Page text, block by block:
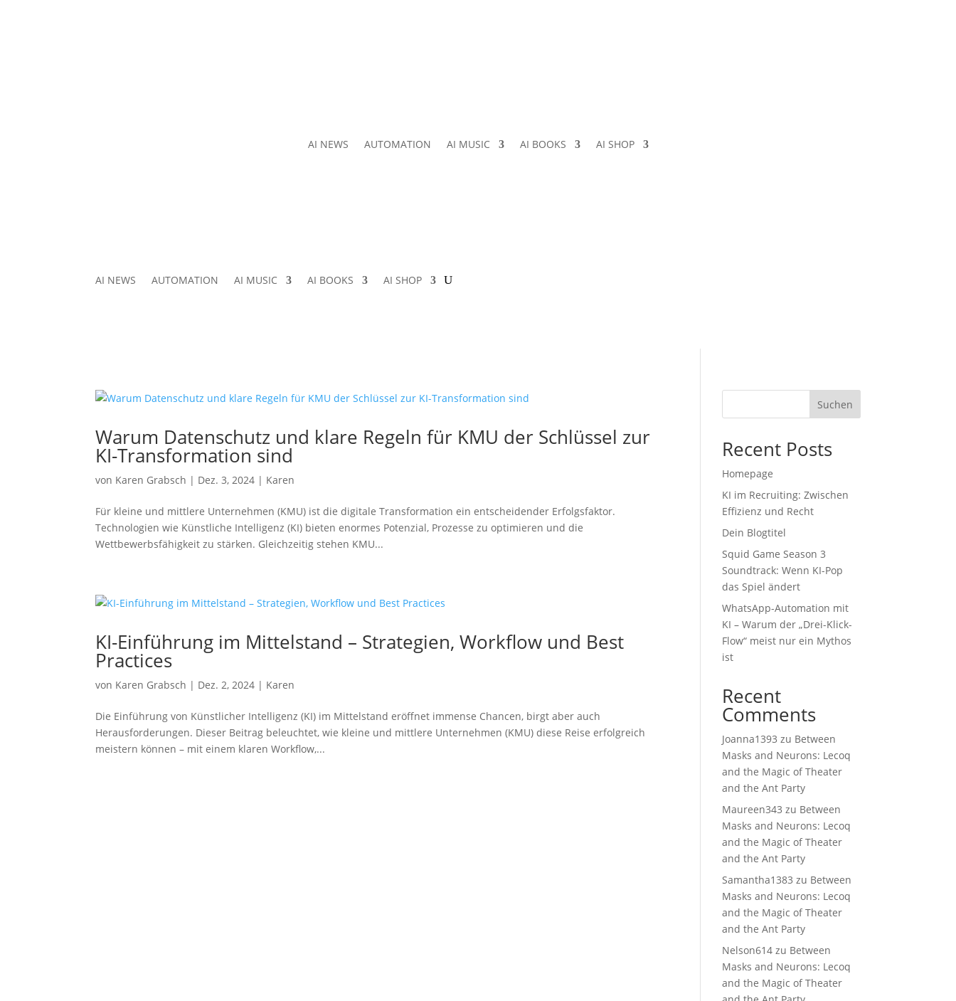
AI NEWS AUTOMATION AI MUSIC AI BOOKS AI SHOP
AI NEWS AUTOMATION AI MUSIC AI BOOKS AI SHOP
Warum Datenschutz und klare Regeln für KMU der Schlüssel zur
KI-Transformation sind
von Karen Grabsch | Dez. 3, 2024 | Karen
Für kleine und mittlere Unternehmen (KMU) ist die digitale Transformation ein entscheidender Erfolgsfaktor.
Technologien wie Künstliche Intelligenz (KI) bieten enormes Potenzial, Prozesse zu optimieren und die
Wettbewerbsfähigkeit zu stärken. Gleichzeitig stehen KMU...
KI-Einführung im Mittelstand – Strategien, Workflow und Best
Practices
von Karen Grabsch | Dez. 2, 2024 | Karen
Die Einführung von Künstlicher Intelligenz (KI) im Mittelstand eröffnet immense Chancen, birgt aber auch
Herausforderungen. Dieser Beitrag beleuchtet, wie kleine und mittlere Unternehmen (KMU) diese Reise erfolgreich
meistern können – mit einem klaren Workflow,...
Suchen
Recent Posts
Homepage
KI im Recruiting: Zwischen
Effizienz und Recht
Dein Blogtitel
Squid Game Season 3
Soundtrack: Wenn KI-Pop
das Spiel ändert
WhatsApp-Automation mit
KI – Warum der „Drei-Klick-
Flow“ meist nur ein Mythos
ist
Recent
Comments
Joanna1393 zu Between
Masks and Neurons: Lecoq
and the Magic of Theater
and the Ant Party
Maureen343 zu Between
Masks and Neurons: Lecoq
and the Magic of Theater
and the Ant Party
Samantha1383 zu Between
Masks and Neurons: Lecoq
and the Magic of Theater
and the Ant Party
Nelson614 zu Between
Masks and Neurons: Lecoq
and the Magic of Theater